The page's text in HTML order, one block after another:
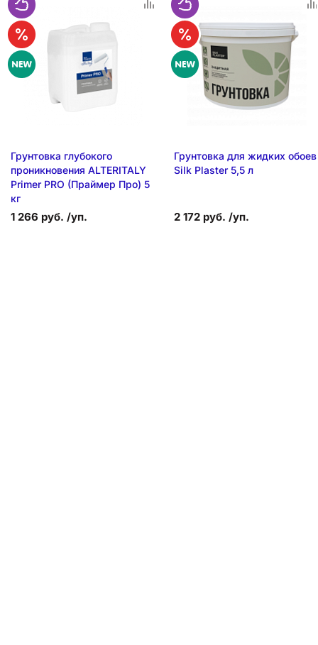
Грунтовка глубокого
проникновения ALTERITALY
Primer PRO (Праймер Про) 5
кг
1 266 руб. /уп.
Грунтовка для жидких обоев
Silk Plaster 5,5 л
2 172 руб. /уп.